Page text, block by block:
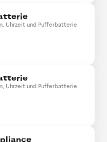
Uhrzeit und Pufferbatterie
Uhrzeit und Pufferbatterie